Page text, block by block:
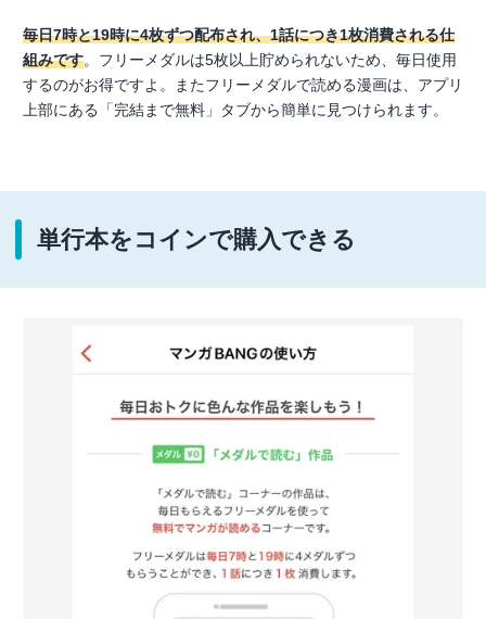
毎日7時と19時に4枚ずつ配布され、1話につき1枚消費される仕
組みです。フリーメダルは5枚以上貯められないため、毎日使用
するのがお得ですよ。またフリーメダルで読める漫画は、アプリ
上部にある「完結まで無料」タブから簡単に見つけられます。
単行本をコインで購入できる